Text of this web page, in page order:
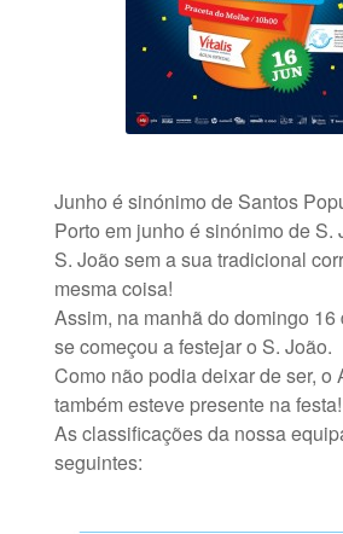
Junho é sinónimo de Santos
Porto em junho é sinónimo de S.
S. João sem a sua tradicional
mesma coisa!
Assim, na manhã do domingo 16
se começou a festejar o S. João.
Como não podia deixar de ser, o
também esteve presente na festa!
As classificações da nossa
seguintes: